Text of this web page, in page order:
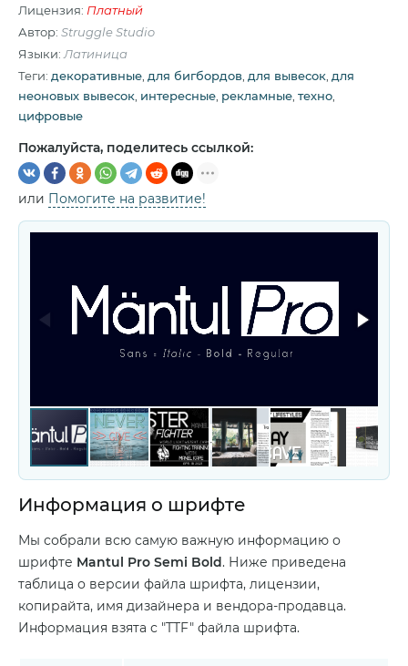
Лицензия: Платный
Автор: Struggle Studio
Языки: Латиница
Теги: декоративные для бигбордов для вывесок для
неоновых вывесок интересные рекламные техно
цифровые
Пожалуйста, поделитесь ссылкой:
или Помогите на развитие!
Информация о шрифте
Мы собрали всю самую важную информацию о
шрифте Mantul Pro Semi Bold. Ниже приведена
таблица о версии файла шрифта, лицензии,
копирайта, имя дизайнера и вендора-продавца.
Информация взята с "TTF" файла шрифта.